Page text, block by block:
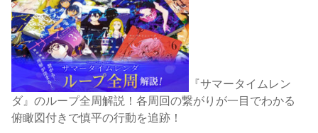
『サマータイムレン
ダ』のループ全周解説！各周回の繋がりが一目でわかる
俯瞰図付きで慎平の行動を追跡！